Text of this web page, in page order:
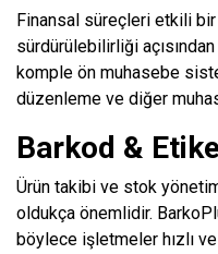
Finansal süreçleri etkili
sürdürülebilirliği
komple ön muhasebe
düzenleme ve diğer
Barkod &
Ürün takibi ve stok
oldukça önemlidir.
böylece işletmeler hızlı